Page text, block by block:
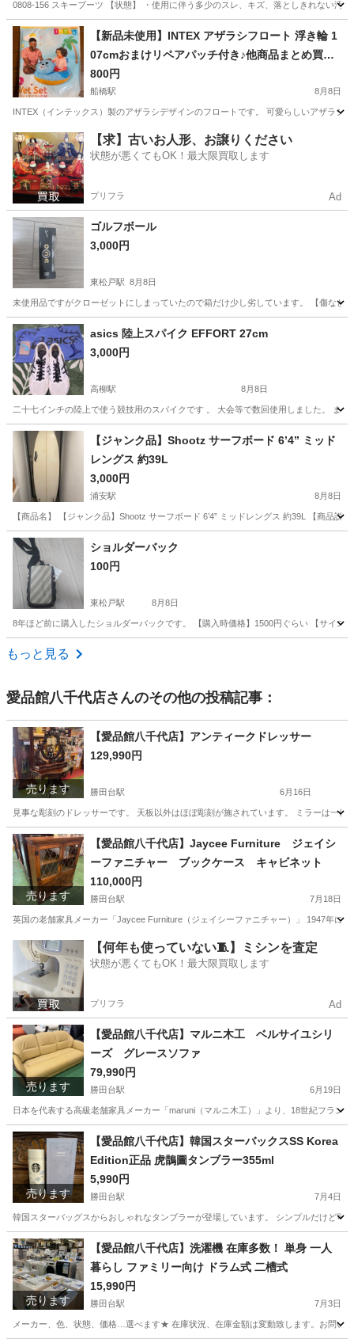
0808-156 スキーブーツ 【状態】 ・使用に伴う多少のスレ、キズ、落としきれない
千葉 柏市 スキー スキーブーツ
【新品未使用】INTEX アザラシフロート 浮き輪 1
07cmおまけリペアパッチ付き♪他商品まとめ買い
値下げします♪
800円
船橋駅 8月8日
INTEX（インテックス）製のアザラシデザインのフロートです。 可愛らしいアザラ
千葉 船橋市 船橋駅 マリンスポーツ 浮き輪
【求】古いお人形、お譲りください
状態が悪くてもOK！最大限買取します
プリフラ Ad
ゴルフボール
3,000円
東松戸駅 8月8日
未使用品ですがクローゼットにしまっていたので箱だけ少し劣しています。 【傷な
千葉 松戸市 東松戸駅 ゴルフ
asics 陸上スパイク EFFORT 27cm
3,000円
高柳駅 8月8日
二十七インチの陸上で使う競技用のスパイクです 。 大会等で数回使用しました。 ま
千葉 柏市 高柳駅 ランニング、ジョギング
【ジャンク品】Shootz サーフボード 6’4” ミッド
レングス 約39L
3,000円
浦安駅 8月8日
【商品名】 【ジャンク品】Shootz サーフボード 6’4” ミッドレングス 約39L 【商品
千葉 浦安市 マリンスポーツ
ショルダーバック
100円
東松戸駅 8月8日
8年ほど前に購入したショルダーバックです。 【購入時価格】1500円ぐらい 【サイ
千葉 松戸市
もっと見る
愛品館八千代店さんのその他の投稿記事：
売ります
【愛品館八千代店】アンティークドレッサー
129,990円
勝田台駅 6月16日
見事な彫刻のドレッサーです。 天板以外はほぼ彫刻が施されています。 ミラーは一
千葉 八千代市 勝田台駅 ドレッサー
売ります
【愛品館八千代店】Jaycee Furniture ジェイシ
ーファニチャー ブックケース キャビネット
110,000円
勝田台駅 7月18日
英国の老舗家具メーカー「Jaycee Furniture（ジェイシーファニチャー）」 1947年に
千葉 八千代市 勝田台駅 収納家具 商品
【何年も使っていない🧵】ミシンを査定
状態が悪くてもOK！最大限買取します
プリフラ Ad
売ります
【愛品館八千代店】マルニ木工 ベルサイユシリ
ーズ グレースソファ
79,990円
勝田台駅 6月19日
日本を代表する高級老舗家具メーカー「maruni（マルニ木工）」より、18世紀フラン
千葉 八千代市 勝田台駅 ソファ 商品
売ります
【愛品館八千代店】韓国スターバックスSS Korea
Edition正品 虎鵲圖タンブラー355ml
5,990円
勝田台駅 7月4日
韓国スターバッグスからおしゃれなタンブラーが登場しています。 シンプルだけど
千葉 八千代市 勝田台駅 食器 商品
売ります
【愛品館八千代店】洗濯機 在庫多数！ 単身 一人
暮らし ファミリー向け ドラム式 二槽式
15,990円
勝田台駅 7月3日
メーカー、色、状態、価格…選べます★ 在庫状況、在庫金額は変動致します。お問い